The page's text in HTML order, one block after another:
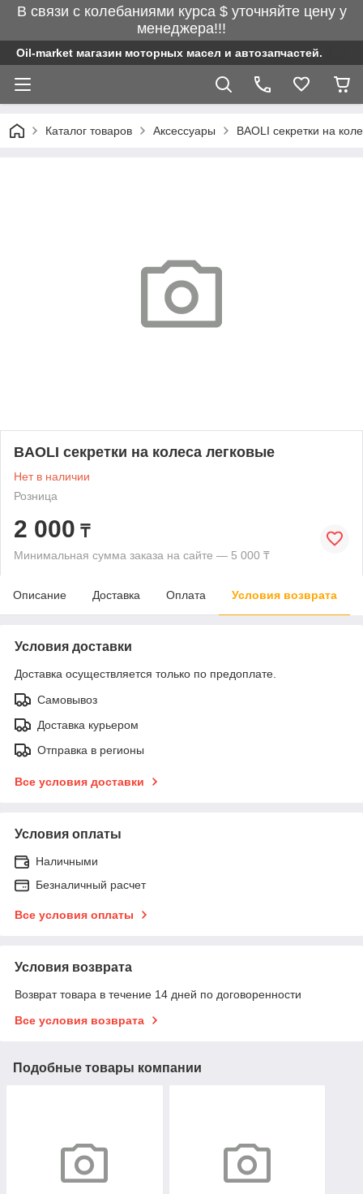
В связи с колебаниями курса $ уточняйте цену у
менеджера!!!
Oil-market магазин моторных масел и автозапчастей.
Каталог товаров Аксессуары BAOLI секретки на
BAOLI секретки на колеса легковые
Нет в наличии
Розница
2 000 ₸
Минимальная сумма заказа на сайте — 5 000 ₸
Описание Доставка Оплата Условия возврата
Условия доставки
Доставка осуществляется только по предоплате.
Самовывоз
Доставка курьером
Отправка в регионы
Все условия доставки
Условия оплаты
Наличными
Безналичный расчет
Все условия оплаты
Условия возврата
Возврат товара в течение 14 дней по договоренности
Все условия возврата
Подобные товары компании